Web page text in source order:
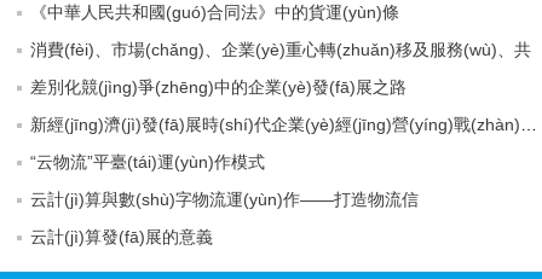
《中華人民共和國(guó)合同法》中的貨運(yùn)條
消費(fèi)、市場(chǎng)、企業(yè)重心轉(zhuǎn)移及服務(wù)、共
差別化競(jìng)爭(zhēng)中的企業(yè)發(fā)展之路
“云物流”平臺(tái)運(yùn)作模式
云計(jì)算與數(shù)字物流運(yùn)作——打造物流信
云計(jì)算發(fā)展的意義